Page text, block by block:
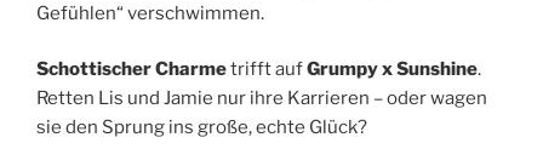
Gefühlen“ verschwimmen.
Schottischer Charmetrifft aufGrumpy x Sunshine.
Retten Lis und Jamie nur ihre Karrieren – oder wagen
sie den Sprung ins große, echte Glück?